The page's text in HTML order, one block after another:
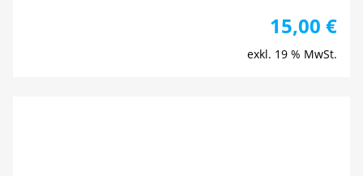
15,00 €
exkl. 19 % MwSt.